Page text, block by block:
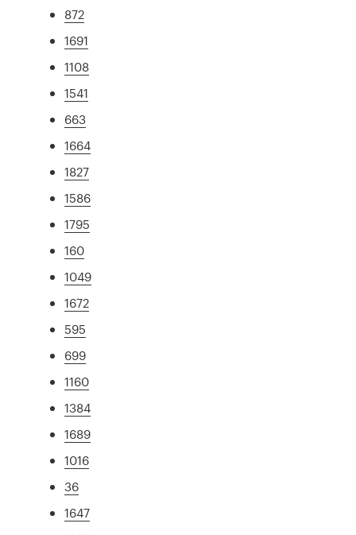
872
1691
1108
1541
663
1664
1827
1586
1795
160
1049
1672
595
699
1160
1384
1689
1016
36
1647